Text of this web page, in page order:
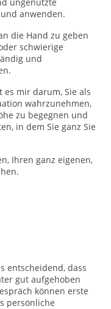
anwenden.
die Hand zu geben
schwierige
und
mir darum, Sie als
wahrzunehmen,
zu begegnen und
in dem Sie ganz Sie
Ihren ganz eigenen,
entscheidend, dass
gut aufgehoben
können erste
persönliche